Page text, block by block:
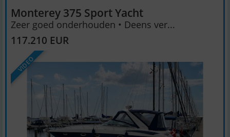
Monterey 375 Sport Yacht
Zeer goed onderhouden • Deens ver...
117.210 EUR
VIDEO